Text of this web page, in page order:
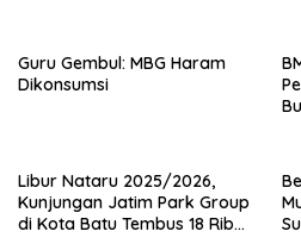
Guru Gembul: MBG Haram
Dikonsumsi
Libur Nataru 2025/2026,
Kunjungan Jatim Park Group
di Kota Batu Tembus 18 Ribu